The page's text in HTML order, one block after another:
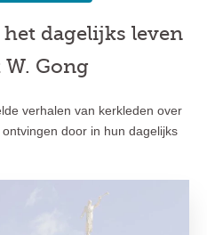
dagelijks leven
Gong
verhalen van kerkleden over
door in hun dagelijks